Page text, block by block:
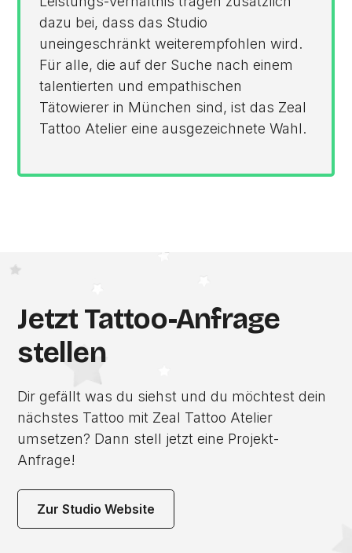
dazu bei, dass das Studio
uneingeschränkt weiterempfohlen wird.
Für alle, die auf der Suche nach einem
talentierten und empathischen
Tätowierer in München sind, ist das Zeal
Tattoo Atelier eine ausgezeichnete Wahl.
Jetzt Tattoo-Anfrage
stellen
Dir gefällt was du siehst und du möchtest dein
nächstes Tattoo mit Zeal Tattoo Atelier
umsetzen? Dann stell jetzt eine Projekt-
Anfrage!
Zur Studio Website